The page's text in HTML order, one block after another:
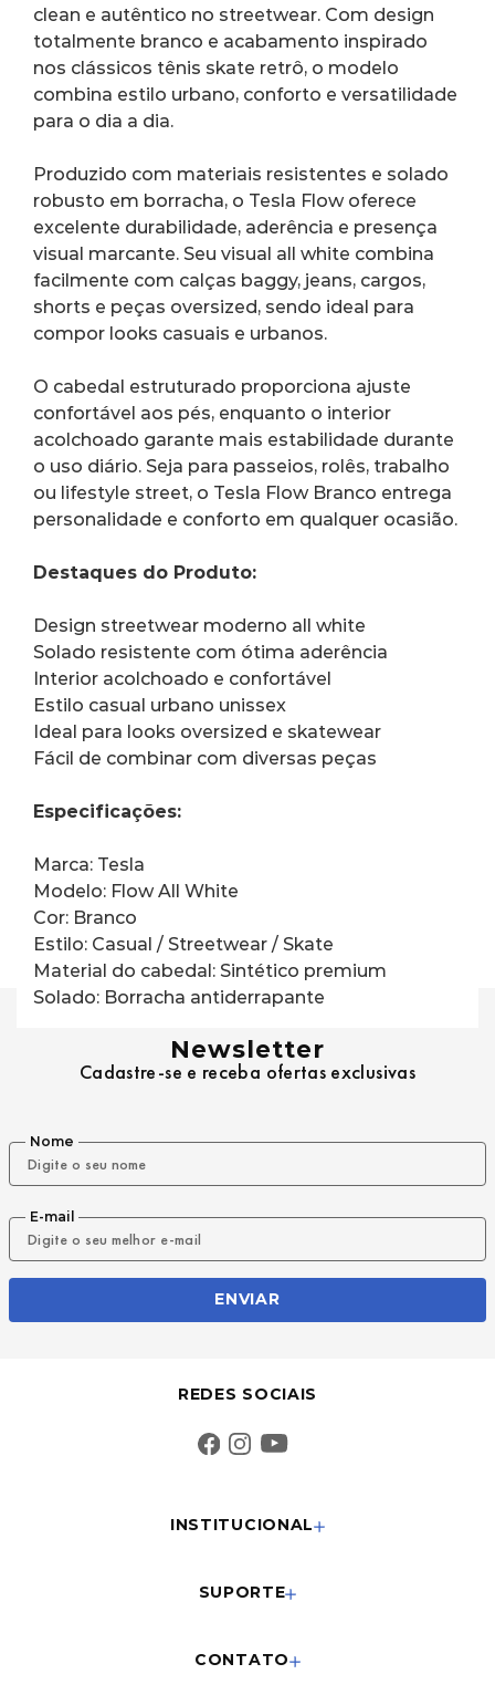
clean e autêntico no streetwear. Com design
totalmente branco e acabamento inspirado
nos clássicos tênis skate retrô, o modelo
combina estilo urbano, conforto e versatilidade
para o dia a dia.
Produzido com materiais resistentes e solado
robusto em borracha, o Tesla Flow oferece
excelente durabilidade, aderência e presença
visual marcante. Seu visual all white combina
facilmente com calças baggy, jeans, cargos,
shorts e peças oversized, sendo ideal para
compor looks casuais e urbanos.
O cabedal estruturado proporciona ajuste
confortável aos pés, enquanto o interior
acolchoado garante mais estabilidade durante
o uso diário. Seja para passeios, rolês, trabalho
ou lifestyle street, o Tesla Flow Branco entrega
personalidade e conforto em qualquer ocasião.
Destaques do Produto:
Design streetwear moderno all white
Solado resistente com ótima aderência
Interior acolchoado e confortável
Estilo casual urbano unissex
Ideal para looks oversized e skatewear
Fácil de combinar com diversas peças
Especificações:
Marca: Tesla
Modelo: Flow All White
Cor: Branco
Estilo: Casual / Streetwear / Skate
Material do cabedal: Sintético premium
Solado: Borracha antiderrapante
Newsletter
Cadastre-se e receba ofertas exclusivas
Nome
E-mail
ENVIAR
REDES SOCIAIS
INSTITUCIONAL
SUPORTE
CONTATO